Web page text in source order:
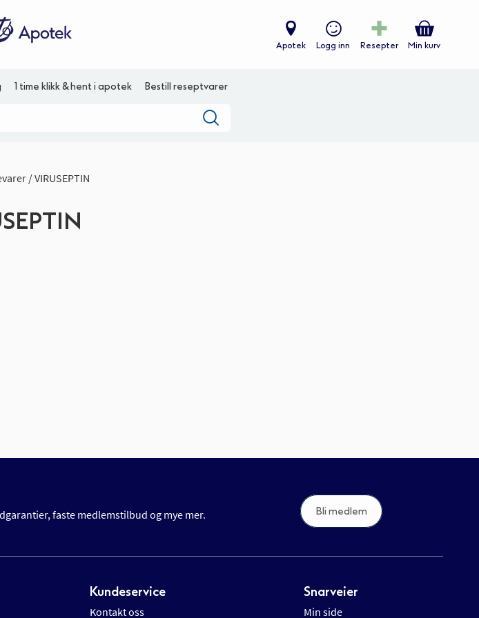
Apotek Logg inn Resepter Min kurv
1 time klikk & hent i apotek Bestill reseptvarer
VIRUSEPTIN
faste medlemstilbud og mye mer. Bli medlem
Kundeservice
Kontakt oss
Snarveier
Min side